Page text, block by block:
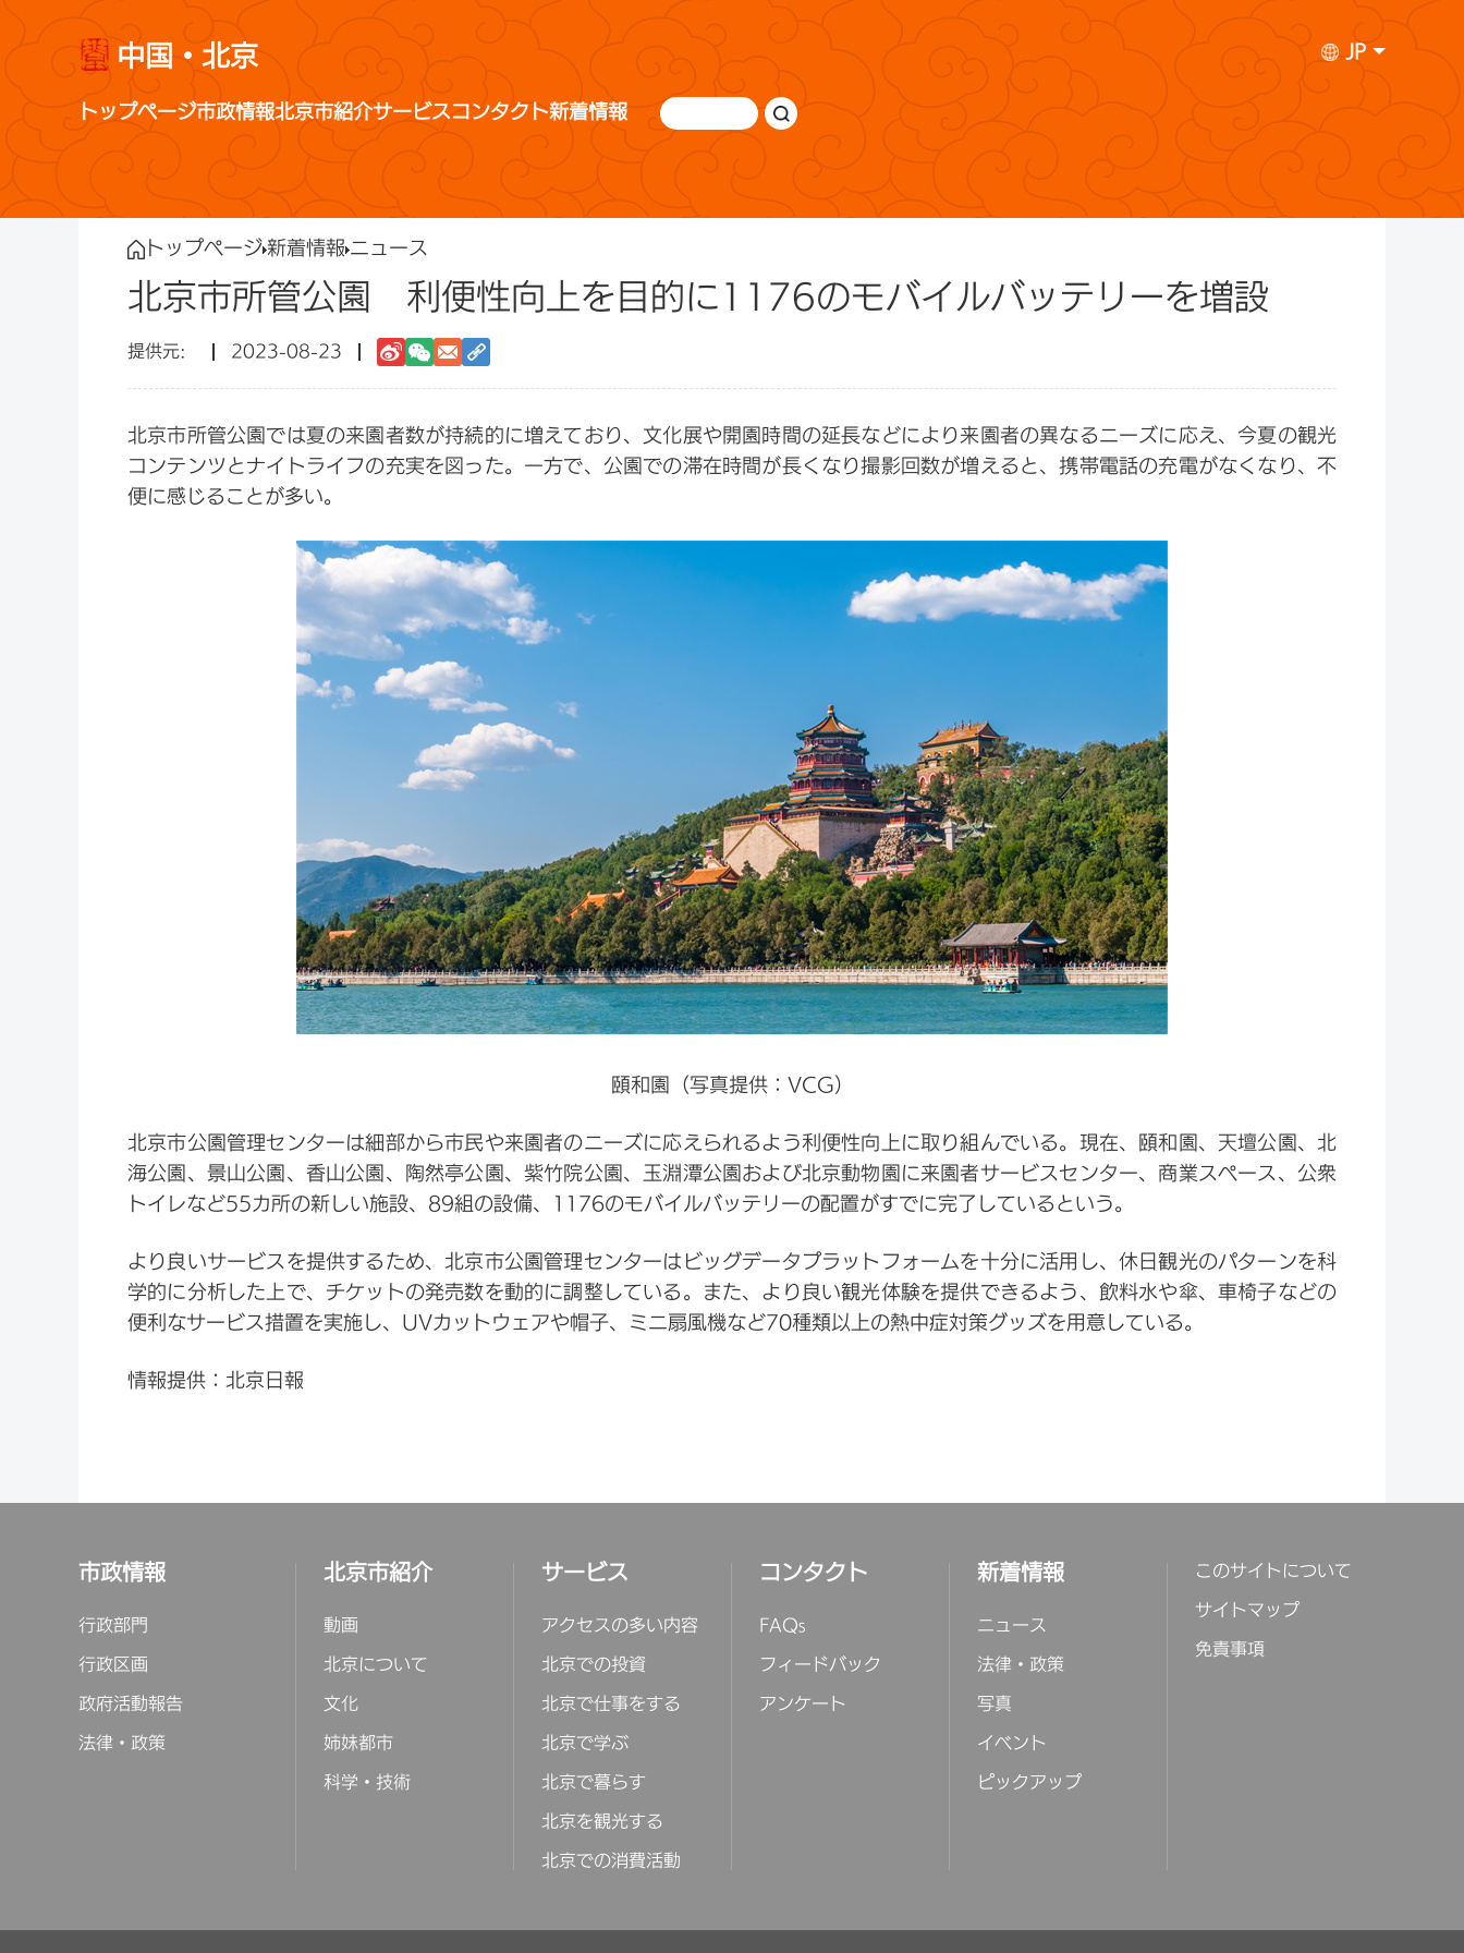
中国・北京 JP
トップページ市政情報北京市紹介サービスコンタクト新着情報
トップページ新着情報 ニュース
北京市所管公園 利便性向上を目的に1176のモバイルバッテリーを増設
2023-08-23
北京市所管公園では夏の来園者数が持続的に増えており、文化展や開園時間の延長などにより来園者の異なるニーズに応え、今夏の観光
コンテンツとナイトライフの充実を図った。一方で、公園での滞在時間が長くなり撮影回数が増えると、携帯電話の充電がなくなり、不
便に感じることが多い。
頤和園（写真提供：VCG）
北京市公園管理センターは細部から市民や来園者のニーズに応えられるよう利便性向上に取り組んでいる。現在、頤和園、天壇公園、北
海公園、景山公園、香山公園、陶然亭公園、紫竹院公園、玉淵潭公園および北京動物園に来園者サービスセンター、商業スペース、公衆
トイレなど55カ所の新しい施設、89組の設備、1176のモバイルバッテリーの配置がすでに完了しているという。
より良いサービスを提供するため、北京市公園管理センターはビッグデータプラットフォームを十分に活用し、休日観光のパターンを科
学的に分析した上で、チケットの発売数を動的に調整している。また、より良い観光体験を提供できるよう、飲料水や傘、車椅子などの
便利なサービス措置を実施し、UVカットウェアや帽子、ミニ扇風機など70種類以上の熱中症対策グッズを用意している。
情報提供：北京日報
市政情報
行政部門
行政区画
政府活動報告
法律・政策
北京市紹介
動画
北京について
文化
姉妹都市
科学・技術
サービス
アクセスの多い内容
北京での投資
北京で仕事をする
北京で学ぶ
北京で暮らす
北京を観光する
北京での消費活動
コンタクト
FAQs
フィードバック
アンケート
新着情報
ニュース
法律・政策
写真
イベント
ピックアップ
このサイトについて
サイトマップ
免責事項